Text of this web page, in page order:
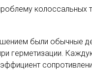
колоссальных
были обычные
герметизации.